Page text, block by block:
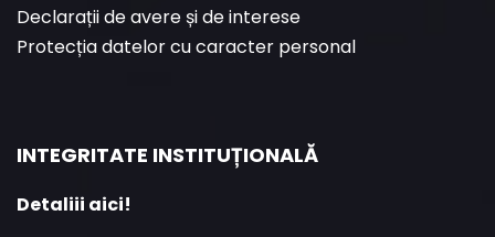
Declarații de avere și de interese
Protecția datelor cu caracter personal
INTEGRITATE INSTITUȚIONALĂ
Detaliii aici!